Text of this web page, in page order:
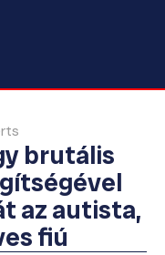
brutális
az autista,
fiú